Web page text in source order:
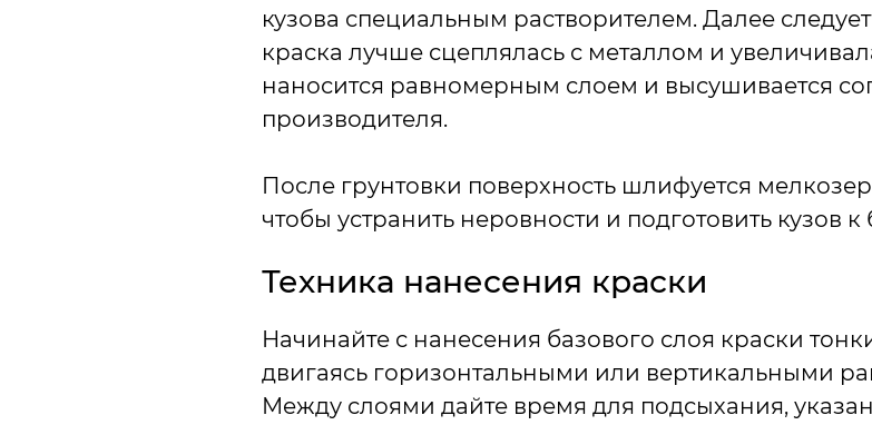
кузова специальным растворителем. Далее
краска лучше сцеплялась с металлом и
наносится равномерным слоем и высушивается
производителя.
После грунтовки поверхность шлифуется
чтобы устранить неровности и подготовить кузов
Техника нанесения краски
Начинайте с нанесения базового слоя краски
двигаясь горизонтальными или вертикальными
Между слоями дайте время для подсыхания,